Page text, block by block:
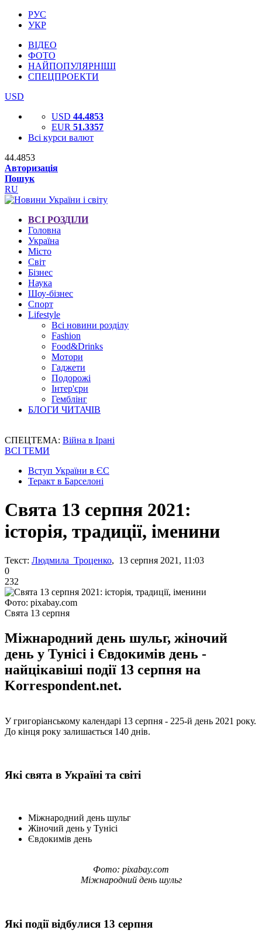
РУС
УКР
ВІДЕО
ФОТО
НАЙПОПУЛЯРНІШІ
СПЕЦПРОЕКТИ
USD
USD 44.4853
EUR 51.3357
Всі курси валют
44.4853
Авторизація
Пошук
RU
ВСІ РОЗДІЛИ
Головна
Україна
Місто
Світ
Бізнес
Наука
Шоу-бізнес
Спорт
Lifestyle
Всі новини розділу
Fashion
Food&Drinks
Мотори
Гаджети
Подорожі
Інтер'єри
Гемблінг
БЛОГИ ЧИТАЧІВ
СПЕЦТЕМА: Війна в Ірані
ВСІ ТЕМИ
Вступ України в ЄС
Теракт в Барселоні
Свята 13 серпня 2021:
історія, традиції, іменини
Текст: Людмила Троценко, 13 серпня 2021, 11:03
0
232
Фото: pixabay.com
Свята 13 серпня
Міжнародний день шульг, жіночий
день у Тунісі і Євдокимів день -
найцікавіші події 13 серпня на
Korrespondent.net.
У григоріанському календарі 13 серпня - 225-й день 2021 року.
До кінця року залишається 140 днів.
Які свята в Україні та світі
Міжнародний день шульг
Жіночий день у Тунісі
Євдокимів день
Фото: pixabay.com
Міжнародний день шульг
Які події відбулися 13 серпня